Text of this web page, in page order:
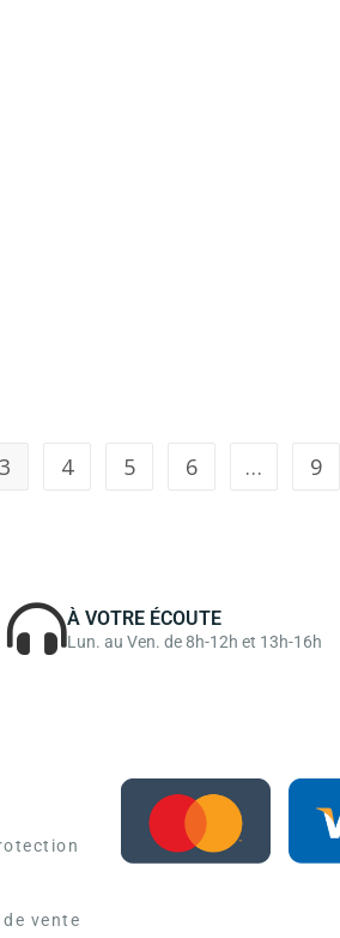
3 4 5 6 … 9
À VOTRE ÉCOUTE
Lun. au Ven. de 8h-12h et 13h-16h
vente